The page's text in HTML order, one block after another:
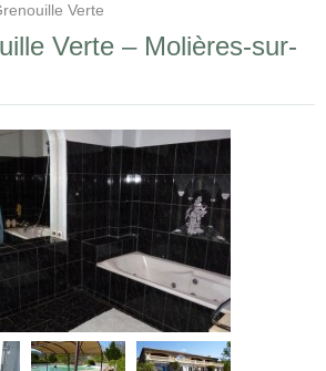
Verte
Verte – Molières-sur-